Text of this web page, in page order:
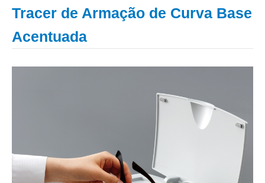
Tracer de Armação de Curva Base
Acentuada